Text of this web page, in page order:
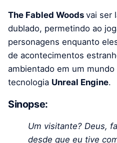
The Fabled Woods vai ser
dublado, permetindo ao
personagens enquanto
de acontecimentos
ambientado em um
tecnologia Unreal Engine.
Sinopse:
Um visitante? Deus,
desde que eu tive